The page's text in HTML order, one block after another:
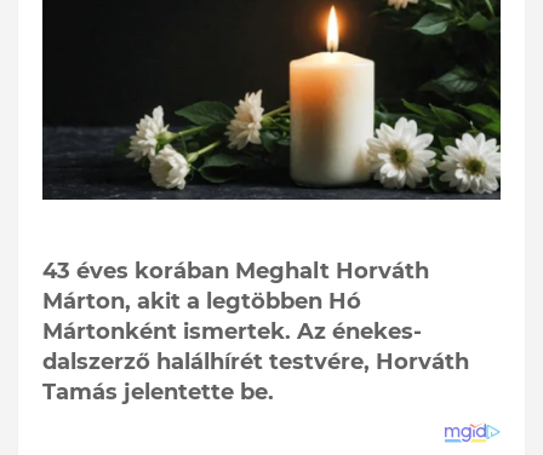
43 éves korában Meghalt Horváth
Márton, akit a legtöbben Hó
Mártonként ismertek. Az énekes-
dalszerző halálhírét testvére, Horváth
Tamás jelentette be.